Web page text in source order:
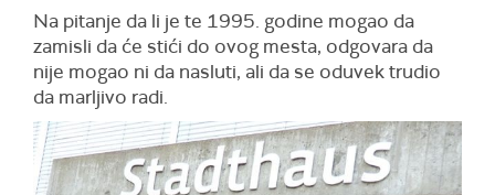
Na pitanje da li je te 1995. godine mogao da
zamisli da će stići do ovog mesta, odgovara da
nije mogao ni da nasluti, ali da se oduvek trudio
da marljivo radi.